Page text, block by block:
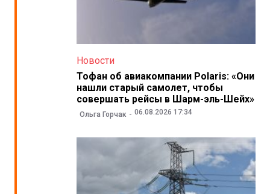
Новости
Тофан об авиакомпании Polaris: «Они
нашли старый самолет, чтобы
совершать рейсы в Шарм-эль-Шейх»
Ольга Горчак 06.08.2026 17:34